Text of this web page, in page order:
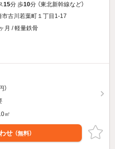
15分 歩10分 （東北新幹線など）
市古川若葉町１丁目1-17
月 / 軽量鉄骨
）
㎡
せ （無料）